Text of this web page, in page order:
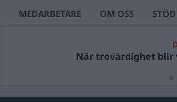
MEDARBETARE OM OSS
När trovärdighet blir
Ingen kan väl ha missat